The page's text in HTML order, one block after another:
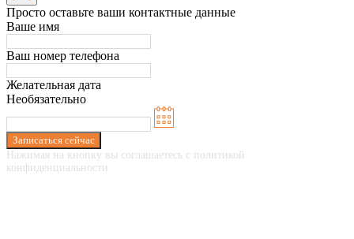
Просто оставьте ваши контактные данные
Ваше имя
Ваш номер телефона
Желательная дата
Необязательно
Записаться сейчас
Нажимая на кнопку вы соглашаетесь с политикой
конфиденциальности